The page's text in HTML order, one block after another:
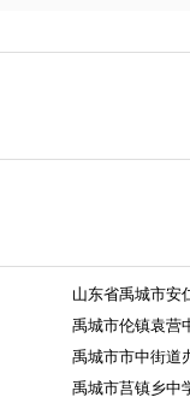
山东省禹城市安
禹城市伦镇袁营
禹城市市中街道
禹城市莒镇乡中